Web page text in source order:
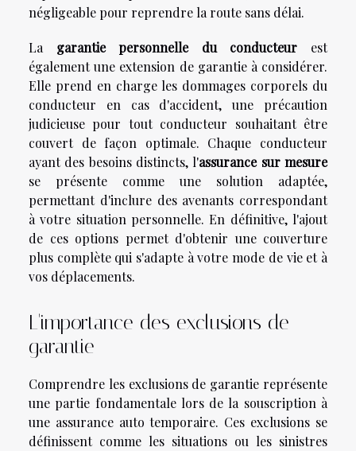
négligeable pour reprendre la route sans délai.
La garantie personnelle du conducteur est
également une extension de garantie à considérer.
Elle prend en charge les dommages corporels du
conducteur en cas d'accident, une précaution
judicieuse pour tout conducteur souhaitant être
couvert de façon optimale. Chaque conducteur
ayant des besoins distincts, l'assurance sur mesure
se présente comme une solution adaptée,
permettant d'inclure des avenants correspondant
à votre situation personnelle. En définitive, l'ajout
de ces options permet d'obtenir une couverture
plus complète qui s'adapte à votre mode de vie et à
vos déplacements.
L'importance des exclusions de
garantie
Comprendre les exclusions de garantie représente
une partie fondamentale lors de la souscription à
une assurance auto temporaire. Ces exclusions se
définissent comme les situations ou les sinistres